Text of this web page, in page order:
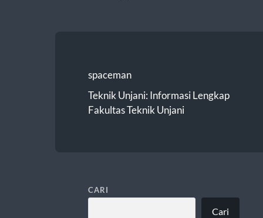
spaceman
Teknik Unjani: Informasi Lengkap
Fakultas Teknik Unjani
CARI
Cari